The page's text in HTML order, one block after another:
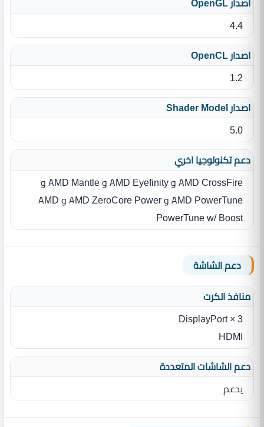
4.4
اصدار OpenCL
1.2
اصدار Shader Model
5.0
دعم تكنولوجيا اخري
AMD CrossFire و AMD Eyefinity و AMD Mantle و
AMD PowerTune و AMD ZeroCore Power و AMD
PowerTune w/ Boost
دعم الشاشة
منافذ الكرت
3 × DisplayPort
HDMI
دعم الشاشات المتعددة
يدعم